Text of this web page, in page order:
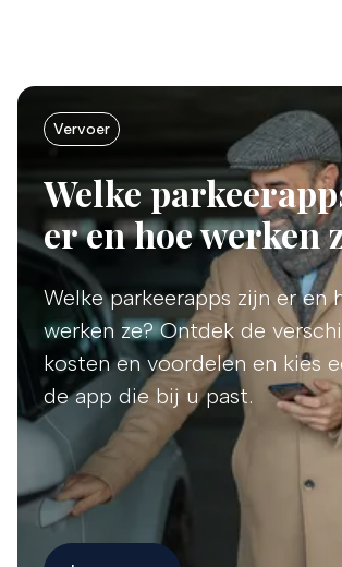
Vervoer
Welke
er en hoe werken
Welke parkeerapps zijn er en
werken ze? Ontdek de
kosten en voordelen en kies
de app die bij u past.